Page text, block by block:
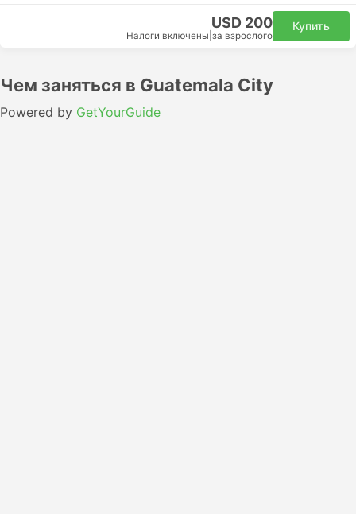
USD 200
Налоги включены за взрослого
Купить
Чем заняться в Guatemala City
Powered by GetYourGuide